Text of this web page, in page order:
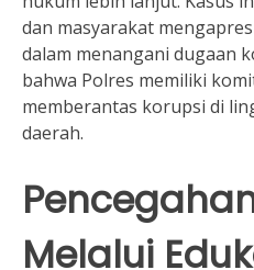
dan masyarakat
dalam menangani dugaan
bahwa Polres memiliki
memberantas korupsi di
daerah.
Melalui